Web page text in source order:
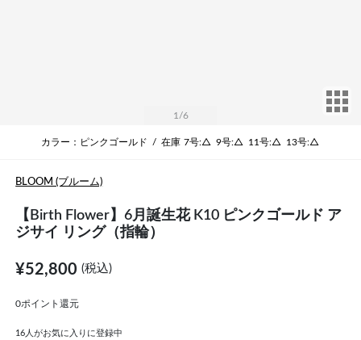
1 /6
カラー：ピンクゴールド / 在庫 7号:△ 9号:△ 11号:△ 13号:△
BLOOM (ブルーム)
【Birth Flower】6月誕生花 K10 ピンクゴールド ア
ジサイ リング（指輪）
¥52,800(税込)
0ポイント還元
16 人がお気に入りに登録中